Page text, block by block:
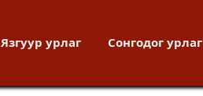
Язгуур урлаг Сонгодог урлаг